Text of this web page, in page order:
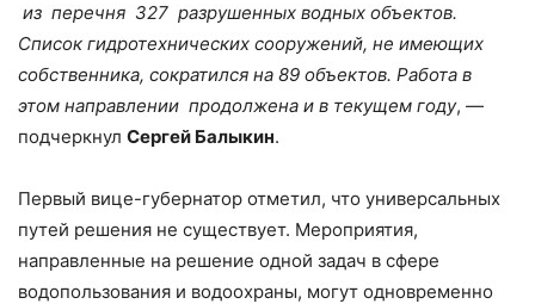
из перечня 327 разрушенных водных объектов.
Список гидротехнических сооружений, не имеющих
собственника, сократился на 89 объектов. Работа в
этом направлении продолжена и в текущем году, —
подчеркнул Сергей Балыкин.
Первый вице-губернатор отметил, что универсальных
путей решения не существует. Мероприятия,
направленные на решение одной задач в сфере
водопользования и водоохраны, могут одновременно